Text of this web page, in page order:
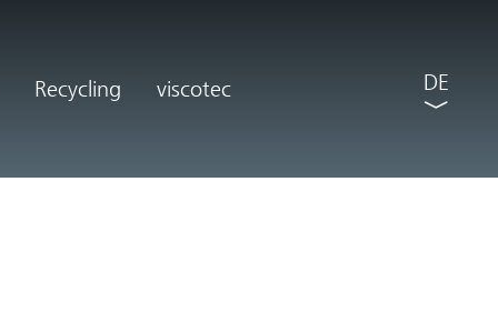
Recycling viscotec DE